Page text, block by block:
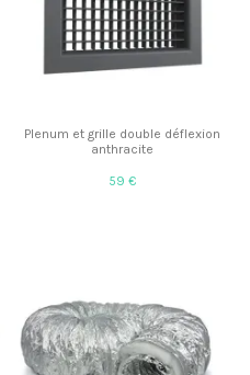
Plenum et grille double déflexion
anthracite
59 €